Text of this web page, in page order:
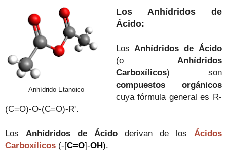
Anhídrido Etanoico
Los Anhídridos de
Ácido:
Los Anhídridos de Ácido
(o Anhídridos
Carboxílicos) son
compuestos orgánicos
cuya fórmula general es R-
(C=O)-O-(C=O)-R'.
Los Anhídridos de Ácido derivan de los
Ácidos
Carboxílicos (-[C=O]-OH).